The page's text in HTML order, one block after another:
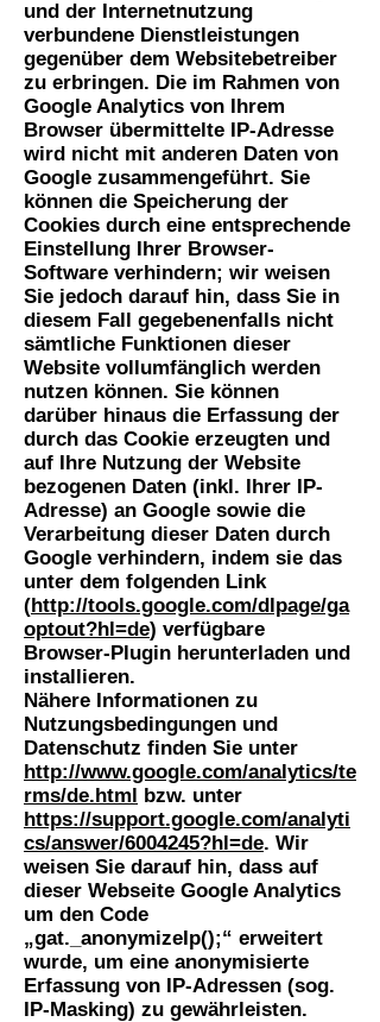
und der Internetnutzung
verbundene Dienstleistungen
gegenüber dem Websitebetreiber
zu erbringen. Die im Rahmen von
Google Analytics von Ihrem
Browser übermittelte IP-Adresse
wird nicht mit anderen Daten von
Google zusammengeführt. Sie
können die Speicherung der
Cookies durch eine entsprechende
Einstellung Ihrer Browser-
Software verhindern; wir weisen
Sie jedoch darauf hin, dass Sie in
diesem Fall gegebenenfalls nicht
sämtliche Funktionen dieser
Website vollumfänglich werden
nutzen können. Sie können
darüber hinaus die Erfassung der
durch das Cookie erzeugten und
auf Ihre Nutzung der Website
bezogenen Daten (inkl. Ihrer IP-
Adresse) an Google sowie die
Verarbeitung dieser Daten durch
Google verhindern, indem sie das
unter dem folgenden Link
(http://tools.google.com/dlpage/ga
optout?hl=de) verfügbare
Browser-Plugin herunterladen und
installieren.
Nähere Informationen zu
Nutzungsbedingungen und
Datenschutz finden Sie unter
http://www.google.com/analytics/te
rms/de.html bzw. unter
https://support.google.com/analyti
cs/answer/6004245?hl=de. Wir
weisen Sie darauf hin, dass auf
dieser Webseite Google Analytics
um den Code
„gat._anonymizeIp();“ erweitert
wurde, um eine anonymisierte
Erfassung von IP-Adressen (sog.
IP-Masking) zu gewährleisten.